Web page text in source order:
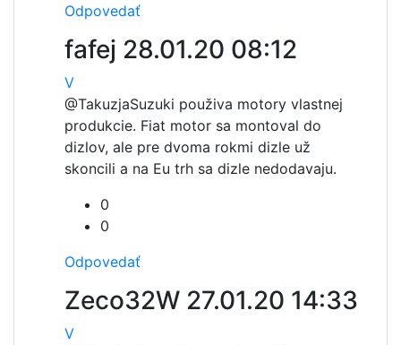
Odpovedať
fafej 28.01.20 08:12
V
@TakuzjaSuzuki použiva motory vlastnej
produkcie. Fiat motor sa montoval do
dizlov, ale pre dvoma rokmi dizle už
skoncili a na Eu trh sa dizle nedodavaju.
0
0
Odpovedať
Zeco32W 27.01.20 14:33
V